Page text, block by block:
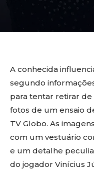
A conhecida
segundo
para tentar retirar
fotos de um ensaio
TV Globo. As
com um vestuário
e um detalhe
do jogador Vinícius